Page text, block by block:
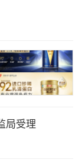
局受理